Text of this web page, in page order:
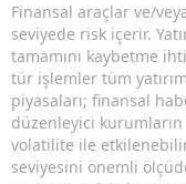
Finansal araçlar ve/
seviyede risk içerir.
tamamını kaybetme
tür işlemler tüm
piyasaları; finansal
düzenleyici
volatilite ile
seviyesini önemli